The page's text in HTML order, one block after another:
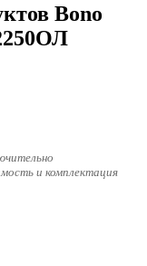
Bono
и комплектация